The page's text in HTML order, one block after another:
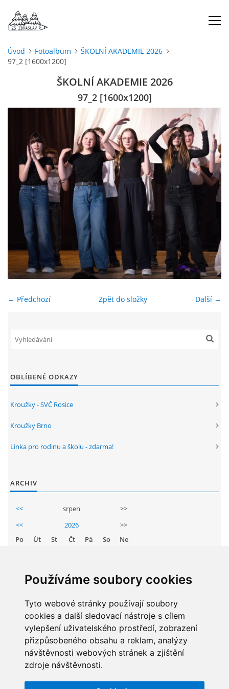
Používáme soubory cookies
Tyto webové stránky používají soubory
cookies a další sledovací nástroje s cílem
vylepšení uživatelského prostředí, zobrazení
přizpůsobeného obsahu a reklam, analýzy
návštěvnosti webových stránek a zjištění
zdroje návštěvnosti.
ÚVOD
DOKUMENTY
ŠKOLSKÁ RADA
PROJEKTY
ENVIRONMENTÁLNÍ VÝCHOVA
FOTOALBUM
ŠKOLNÍ JÍDELNA
ARCHIV
KROUŽKY
NEPOTŘEBNÝ MAJETEK
NAUČNÁ STEZKA ZBRASLAV
Úvod Fotoalbum
ŠKOLNÍ AKADEMIE 2026
97_2 [1600x1200]
ŠKOLNÍ AKADEMIE 2026
97_2 [1600x1200]
← Předchozí Další →
Zpět do složky
OBLÍBENÉ ODKAZY
Kroužky - SVČ Rosice
Kroužky Brno
Linka pro rodinu a školu - zdarma!
ARCHIV
<< srpen
>>
<<
2026
>>
Po
Út St Čt Pá So
Ne
11 12 13 14 15
16
18 19 20 21 22
23
25 26 27 28 29
30
STATISTIKY